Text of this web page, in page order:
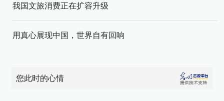
我国文旅消费正在扩容升级
用真心展现中国，世界自有回响
您此时的心情